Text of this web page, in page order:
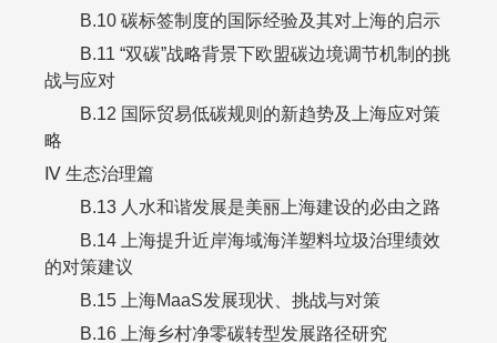
B.10 碳标签制度的国际经验及其对上海的启示
B.11 “双碳”战略背景下欧盟碳边境调节机制的挑
战与应对
B.12 国际贸易低碳规则的新趋势及上海应对策
略
Ⅳ 生态治理篇
B.13 人水和谐发展是美丽上海建设的必由之路
B.14
上海提升近岸海域海洋塑料垃圾治理绩效
的对策建议
B.15
上海MaaS发展现状、挑战与对策
B.16
上海乡村净零碳转型发展路径研究